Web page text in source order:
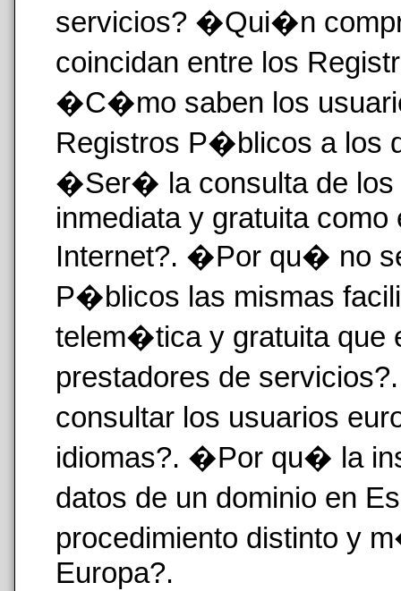
servicios? �Qui�n
coincidan entre los
�C�mo saben los
Registros P�blicos a los
�Ser� la consulta de
inmediata y gratuita
Internet?. �Por qu� no
P�blicos las mismas
telem�tica y gratuita que
prestadores de
consultar los usuarios
idiomas?. �Por qu� la
datos de un dominio en
procedimiento distinto y
Europa?.